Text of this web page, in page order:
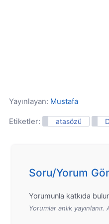
Yayınlayan: Mustafa
Etiketler: atasözü
Soru/Yorum
Yorumunla katkıda
Yorumlar anlık